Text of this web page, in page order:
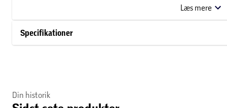
at tilføre en ekstra dimension af smag. Opbevares i en
bakteriernes aktivitet.
alt fra dåsetomater, pålæg og toiletpapir – til dyremad og
med en kvalitet, der hverken koster for lidt eller for meget.
Læs mere
Specifikationer
Din historik